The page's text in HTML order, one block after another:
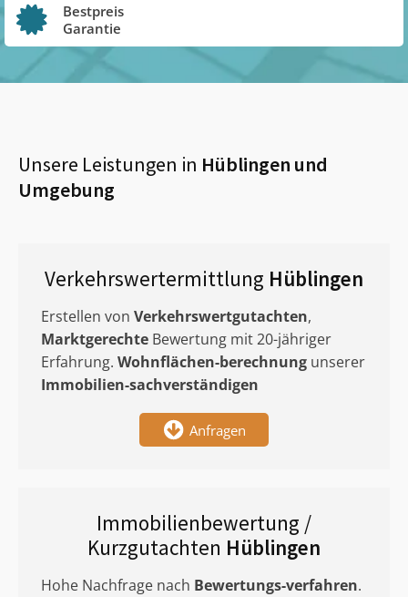
Bestpreis
Garantie
Unsere Leistungen in Hüblingen und
Umgebung
Verkehrswertermittlung Hüblingen
Erstellen von Verkehrswertgutachten,
Marktgerechte Bewertung mit 20-jähriger
Erfahrung. Wohnflächen-berechnung unserer
Immobilien-sachverständigen
Anfragen
Immobilienbewertung /
Kurzgutachten Hüblingen
Hohe Nachfrage nach Bewertungs-verfahren.